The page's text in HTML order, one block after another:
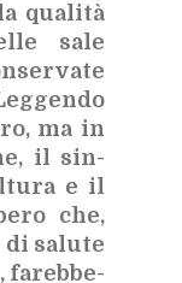
qua­li­tà
sale
ma in
il sin­
e il
che,
di sa­lu­te
fa­reb­be­